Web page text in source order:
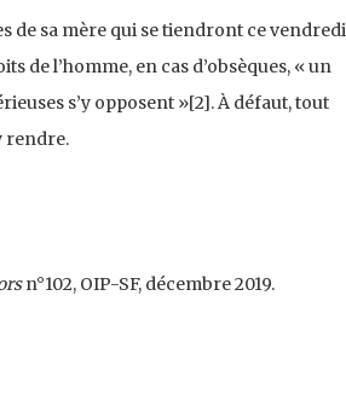
de sa mère qui se tiendront ce vendredi
de l’homme, en cas d’obsèques, « un
s’y opposent »[2]. À défaut, tout
rendre.
n°102, OIP-SF, décembre 2019.